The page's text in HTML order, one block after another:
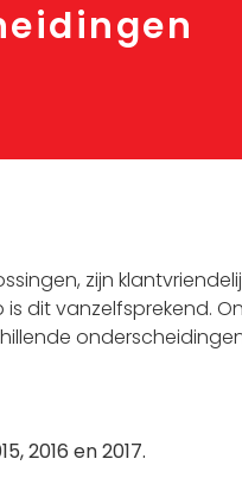
zijn
dit vanzelfsprekend.
2016 en 2017.